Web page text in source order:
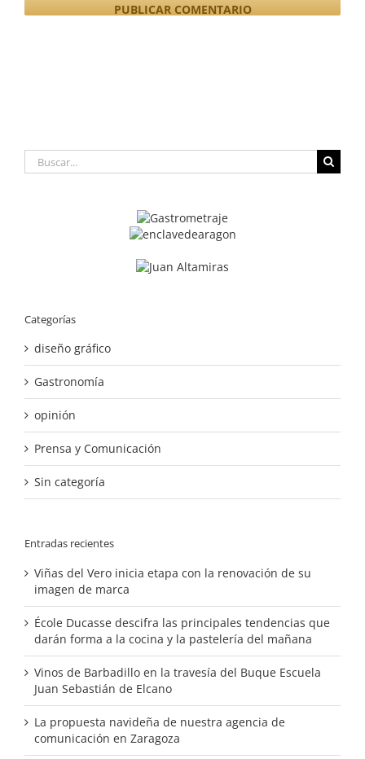
Buscar:
Categorías
diseño gráfico
Gastronomía
opinión
Prensa y Comunicación
Sin categoría
Entradas recientes
Viñas del Vero inicia etapa con la renovación de su
imagen de marca
École Ducasse descifra las principales tendencias que
darán forma a la cocina y la pastelería del mañana
Vinos de Barbadillo en la travesía del Buque Escuela
Juan Sebastián de Elcano
La propuesta navideña de nuestra agencia de
comunicación en Zaragoza